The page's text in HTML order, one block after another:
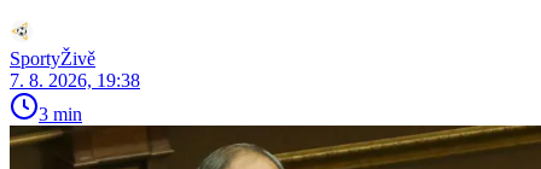
SportyŽivě
7. 8. 2026, 19:38
3 min